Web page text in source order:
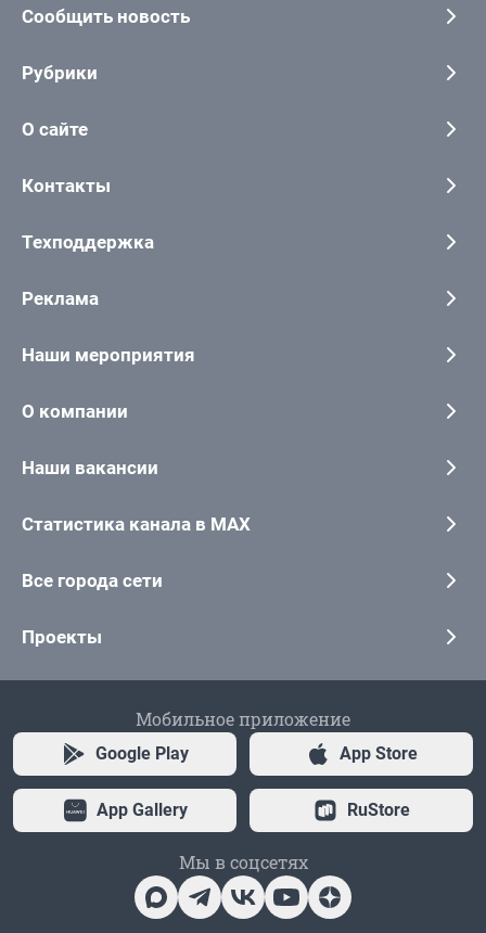
Сообщить новость
Рубрики
О сайте
Контакты
Техподдержка
Реклама
Наши мероприятия
О компании
Наши вакансии
Статистика канала в MAX
Все города сети
Проекты
Мобильное приложение
Google Play App Store
App Gallery RuStore
Мы в соцсетях